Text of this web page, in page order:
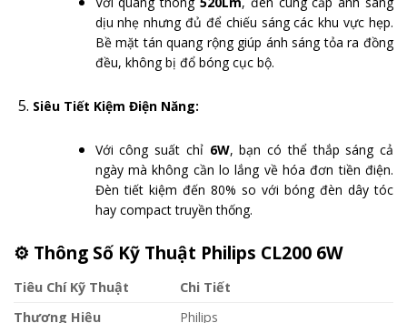
dịu nhẹ nhưng đủ để chiếu sáng các khu vực hẹp.
Bề mặt tán quang rộng giúp ánh sáng tỏa ra đồng
đều, không bị đổ bóng cục bộ.
Siêu Tiết Kiệm Điện Năng:
Với công suất chỉ 6W, bạn có thể thắp sáng cả
ngày mà không cần lo lắng về hóa đơn tiền điện.
Đèn tiết kiệm đến 80% so với bóng đèn dây tóc
hay compact truyền thống.
⚙️ Thông Số Kỹ Thuật Philips CL200 6W
Tiêu Chí Kỹ Thuật
Chi Tiết
Thương Hiệu
Philips